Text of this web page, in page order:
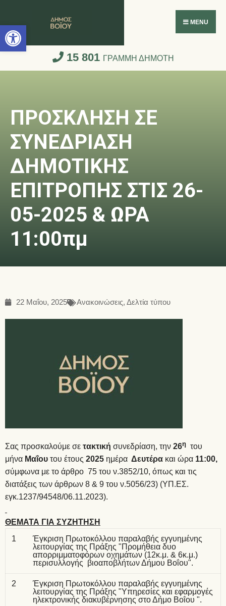
Ανοίξτε τη γραμμή εργαλείων
MENU
15 801 ΓΡΑΜΜΗ ΔΗΜΟΤΗ
ΠΡΟΣΚΛΗΣΗ ΣΕ
ΣΥΝΕΔΡΙΑΣΗ
ΔΗΜΟΤΙΚΗΣ
ΕΠΙΤΡΟΠΗΣ ΣΤΙΣ 26-
05-2025 & ΩΡΑ
11:00πμ
22 Μαΐου, 2025 Ανακοινώσεις,Δελτία τύπου
Σας προσκαλούμε σετακτική συνεδρίαση, την26η του
μήνα Μαΐουτου έτους 2025 ημέρα Δευτέρα και ώρα 11:00,
σύμφωνα με το άρθρο 75 του ν.3852/10, όπως και τις
διατάξεις τωνάρθρων 8 & 9 του ν.5056/23) (ΥΠ.ΕΣ.
εγκ.1237/94548/06.11.2023).
ΘΕΜΑΤΑ ΓΙΑ ΣΥΖΗΤΗΣΗ
1
Έγκριση Πρωτοκόλλου παραλαβής εγγυημένης
λειτουργίας της Πράξης "Προμήθεια δυο
απορριμματοφόρων οχημάτων (12κ.μ. & 6κ.μ.)
περισυλλογής βιοαποβλήτων Δήμου Βοΐου".
2
Έγκριση Πρωτοκόλλου παραλαβής εγγυημένης
λειτουργίας της Πράξης "Υπηρεσίες και εφαρμογές
ηλεκτρονικής διακυβέρνησης στο Δήμο Βοΐου ".